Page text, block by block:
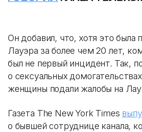
Он добавил, что, хотя это была
Лауэра за более чем 20 лет,
был не первый инцидент. Так,
о сексуальных
женщины подали жалобы на
Газета The New York Times
о бывшей сотруднице канала,